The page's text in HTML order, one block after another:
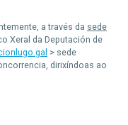
a través da sede
Xeral da Deputación de
> sede
dirixíndoas ao